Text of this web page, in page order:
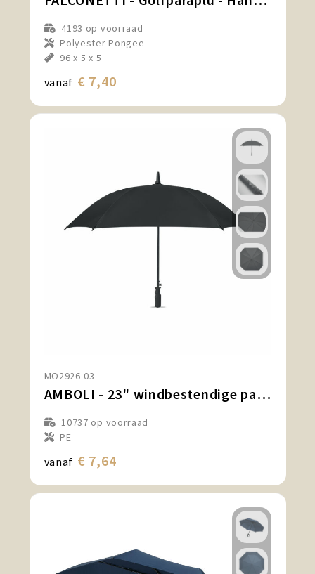
4193 op voorraad
Polyester Pongee
96 x 5 x 5
vanaf € 7,40
MO2926-03
AMBOLI - 23" windbestendige paraplu
10737 op voorraad
PE
vanaf € 7,64